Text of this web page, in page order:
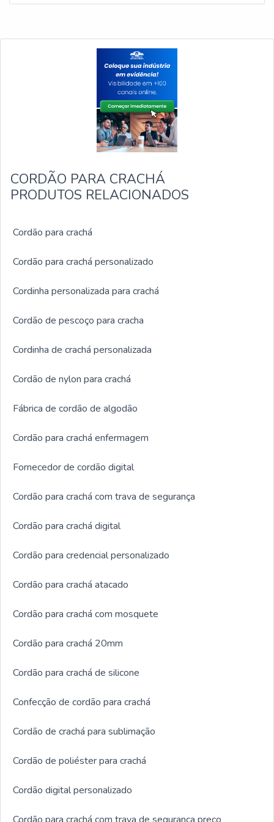
CORDÃO PARA CRACHÁ
PRODUTOS RELACIONADOS
Cordão para crachá
Cordão para crachá personalizado
Cordinha personalizada para crachá
Cordão de pescoço para cracha
Cordinha de crachá personalizada
Cordão de nylon para crachá
Fábrica de cordão de algodão
Cordão para crachá enfermagem
Fornecedor de cordão digital
Cordão para crachá com trava de segurança
Cordão para crachá digital
Cordão para credencial personalizado
Cordão para crachá atacado
Cordão para crachá com mosquete
Cordão para crachá 20mm
Cordão para crachá de silicone
Confecção de cordão para crachá
Cordão de crachá para sublimação
Cordão de poliéster para crachá
Cordão digital personalizado